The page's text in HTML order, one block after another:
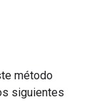
método
siguientes